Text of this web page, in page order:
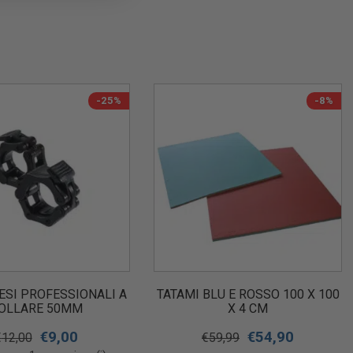
-25%
PROFESSIONALI A
50MM
12,00 €9,00
-8%
TATAMI BLU E ROSSO 100 X 100
X 4 CM
€59,99 €54,90